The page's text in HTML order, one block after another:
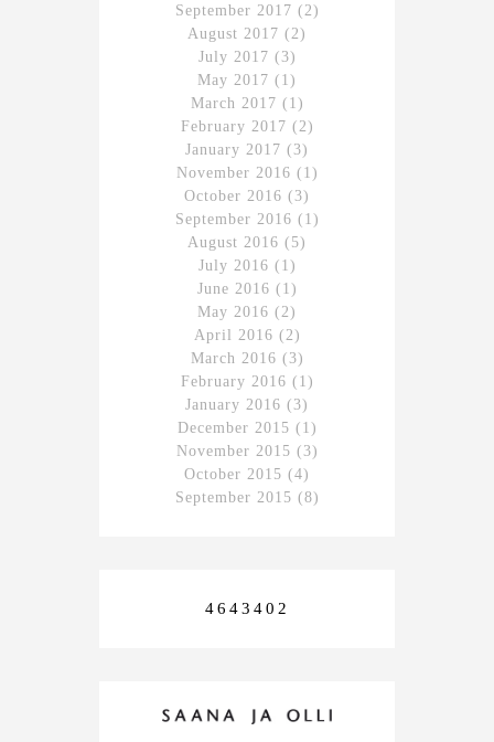
September 2017 (2)
August 2017 (2)
July 2017 (3)
May 2017 (1)
March 2017 (1)
February 2017 (2)
January 2017 (3)
November 2016 (1)
October 2016 (3)
September 2016 (1)
August 2016 (5)
July 2016 (1)
June 2016 (1)
May 2016 (2)
April 2016 (2)
March 2016 (3)
February 2016 (1)
January 2016 (3)
December 2015 (1)
November 2015 (3)
October 2015 (4)
September 2015 (8)
4643402